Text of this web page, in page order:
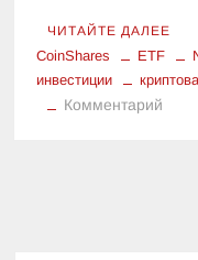
ЧИТАЙТЕ ДАЛЕЕ
CoinShares ETF
инвестиции
Комментарий